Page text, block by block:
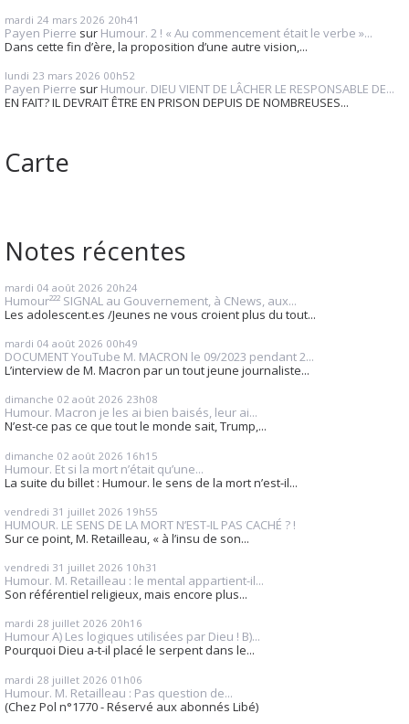
mardi 24 mars 2026 20h41
Payen Pierre sur Humour. 2 ! « Au commencement était le verbe »...
Dans cette fin d’ère, la proposition d’une autre vision,...
lundi 23 mars 2026 00h52
Payen Pierre sur Humour. DIEU VIENT DE LÂCHER LE RESPONSABLE DE...
EN FAIT? IL DEVRAIT ÊTRE EN PRISON DEPUIS DE NOMBREUSES...
Carte
Notes récentes
mardi 04 août 2026 20h24
Humour²²² SIGNAL au Gouvernement, à CNews, aux...
Les adolescent.es /Jeunes ne vous croient plus du tout...
mardi 04 août 2026 00h49
DOCUMENT YouTube M. MACRON le 09/2023 pendant 2...
L’interview de M. Macron par un tout jeune journaliste...
dimanche 02 août 2026 23h08
Humour. Macron je les ai bien baisés, leur ai...
N’est-ce pas ce que tout le monde sait, Trump,...
dimanche 02 août 2026 16h15
Humour. Et si la mort n’était qu’une...
La suite du billet : Humour. le sens de la mort n’est-il...
vendredi 31 juillet 2026 19h55
HUMOUR. LE SENS DE LA MORT N’EST-IL PAS CACHÉ ? !
Sur ce point, M. Retailleau, « à l’insu de son...
vendredi 31 juillet 2026 10h31
Humour. M. Retailleau : le mental appartient-il...
Son référentiel religieux, mais encore plus...
mardi 28 juillet 2026 20h16
Humour A) Les logiques utilisées par Dieu ! B)...
Pourquoi Dieu a-t-il placé le serpent dans le...
mardi 28 juillet 2026 01h06
Humour. M. Retailleau : Pas question de...
(Chez Pol n°1770 - Réservé aux abonnés Libé)